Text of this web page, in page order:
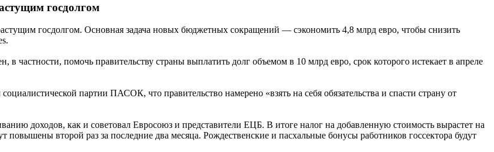
госдолгом
госдолгом. Основная задача новых бюджетных сокращений — сэкономить 4,8 млрд евро, чтобы снизить
помочь правительству страны выплатить долг объемом в 10 млрд евро, срок которого истекает в апреле
партии ПАСОК, что правительство намерено «взять на себя обязательства и спасти страну от
доходов, как и советовал Евросоюз и представители ЕЦБ. В итоге налог на добавленную стоимость вырастет на
повышены второй раз за последние два месяца. Рождественские и пасхальные бонусы работников госсектора будут